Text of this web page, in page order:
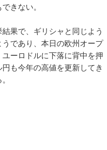
きない。
果で、ギリシャと同じよう
であり、本日の欧州オープ
ーロドルに下落に背中を押
も今年の高値を更新してき